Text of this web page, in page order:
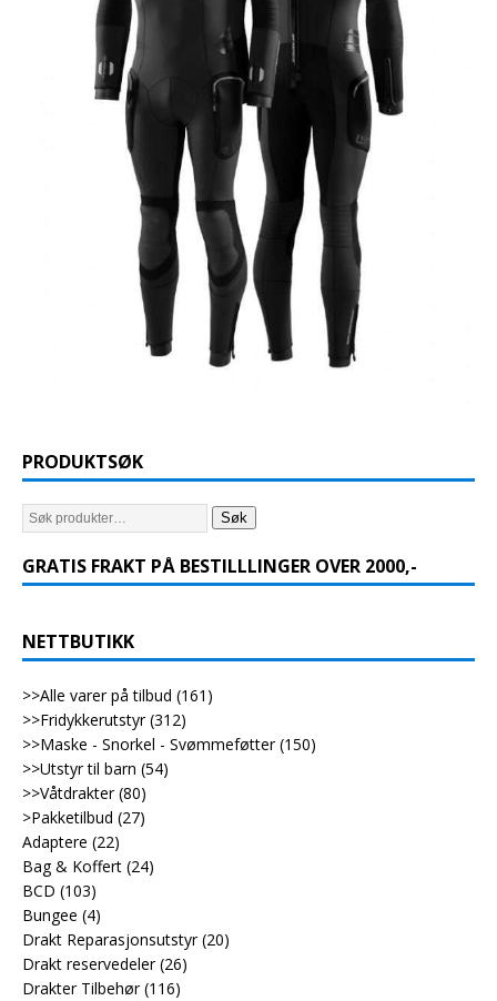
PRODUKTSØK
Søk
GRATIS FRAKT PÅ BESTILLLINGER OVER 2000,-
NETTBUTIKK
>>Alle varer på tilbud (161)
>>Fridykkerutstyr (312)
>>Maske - Snorkel - Svømmeføtter (150)
>>Utstyr til barn (54)
>>Våtdrakter (80)
>Pakketilbud (27)
Adaptere (22)
Bag & Koffert (24)
BCD (103)
Bungee (4)
Drakt Reparasjonsutstyr (20)
Drakt reservedeler (26)
Drakter Tilbehør (116)